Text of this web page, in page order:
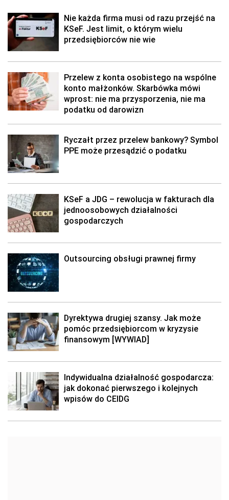
Nie każda firma musi od razu przejść na
KSeF. Jest limit, o którym wielu
przedsiębiorców nie wie
Przelew z konta osobistego na wspólne
konto małżonków. Skarbówka mówi
wprost: nie ma przysporzenia, nie ma
podatku od darowizn
Ryczałt przez przelew bankowy? Symbol
PPE może przesądzić o podatku
KSeF a JDG – rewolucja w fakturach dla
jednoosobowych działalności
gospodarczych
Outsourcing obsługi prawnej firmy
Dyrektywa drugiej szansy. Jak może
pomóc przedsiębiorcom w kryzysie
finansowym [WYWIAD]
Indywidualna działalność gospodarcza:
jak dokonać pierwszego i kolejnych
wpisów do CEIDG